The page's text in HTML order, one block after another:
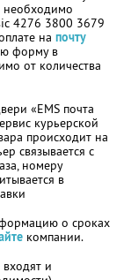
необходимо
4276 3800 3679
на почту
форму в
от количества
«EMS почта
курьерской
происходит на
связывается с
номеру
в
о сроках
компании.
и